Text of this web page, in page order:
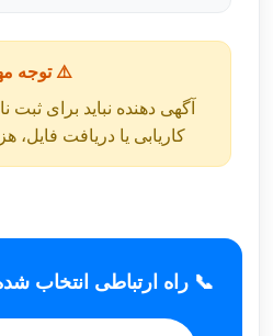
⚠️ توجه
آگهی دهنده نباید برای ثبت
کاریابی یا دریافت فایل،
📞 راه ارتباطی انتخاب